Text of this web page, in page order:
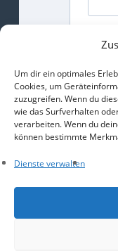
Um dir ein optimales
Cookies, um
zuzugreifen. Wenn du
wie das Surfverhalten
verarbeiten. Wenn du
können bestimmte
Dienste verwalten
die